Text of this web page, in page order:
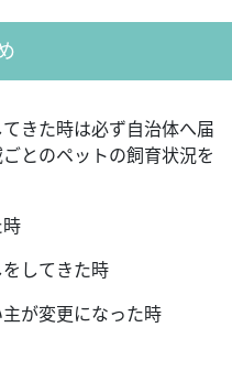
きた時は必ず自治体へ届
とのペットの飼育状況を
してきた時
が変更になった時